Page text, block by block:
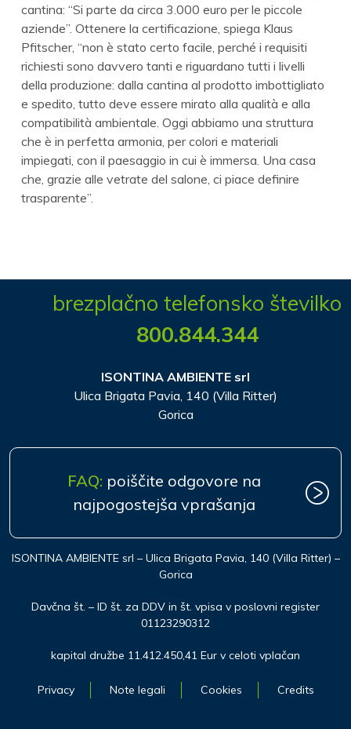
cantina: “Si parte da circa 3.000 euro per le piccole
aziende”. Ottenere la certificazione, spiega Klaus
Pfitscher, “non è stato certo facile, perché i requisiti
richiesti sono davvero tanti e riguardano tutti i livelli
della produzione: dalla cantina al prodotto imbottigliato
e spedito, tutto deve essere mirato alla qualità e alla
compatibilità ambientale. Oggi abbiamo una struttura
che è in perfetta armonia, per colori e materiali
impiegati, con il paesaggio in cui è immersa. Una casa
che, grazie alle vetrate del salone, ci piace definire
trasparente”.
brezplačno telefonsko številko
800.844.344
ISONTINA AMBIENTE srl
Ulica Brigata Pavia, 140 (Villa Ritter)
Gorica
FAQ: poiščite odgovore na
najpogostejša vprašanja
ISONTINA AMBIENTE srl – Ulica Brigata Pavia, 140 (Villa Ritter) –
Gorica
Davčna št. – ID št. za DDV in št. vpisa v poslovni register
01123290312
kapital družbe 11.412.450,41 Eur v celoti vplačan
Privacy Note legali Cookies Credits